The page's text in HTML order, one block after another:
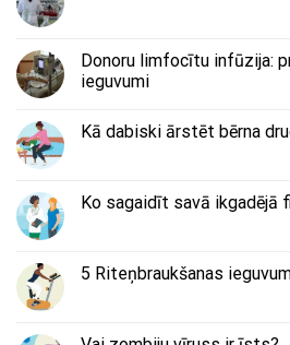
Donoru limfocītu infūzija:
ieguvumi
Kā dabiski ārstēt bērna
Ko sagaidīt savā ikgadējā
5 Riteņbraukšanas